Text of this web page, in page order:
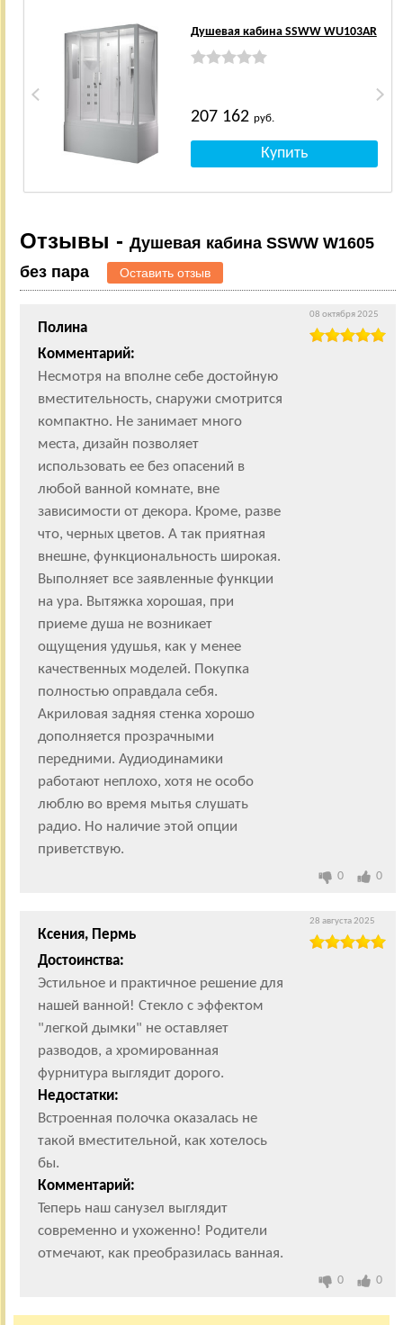
Душевая кабина SSWW WU103AR
207 162 руб.
Отзывы - Душевая кабина SSWW W1605
без пара
Оставить отзыв
Полина
Комментарий:
Несмотря на вполне себе достойную
вместительность, снаружи смотрится
компактно. Не занимает много
места, дизайн позволяет
использовать ее без опасений в
любой ванной комнате, вне
зависимости от декора. Кроме, разве
что, черных цветов. А так приятная
внешне, функциональность широкая.
Выполняет все заявленные функции
на ура. Вытяжка хорошая, при
приеме душа не возникает
ощущения удушья, как у менее
качественных моделей. Покупка
полностью оправдала себя.
Акриловая задняя стенка хорошо
дополняется прозрачными
передними. Аудиодинамики
работают неплохо, хотя не особо
люблю во время мытья слушать
радио. Но наличие этой опции
приветствую.
08 октября 2025
0 0
Ксения, Пермь
Достоинства:
Эстильное и практичное решение для
нашей ванной! Стекло с эффектом
"легкой дымки" не оставляет
разводов, а хромированная
фурнитура выглядит дорого.
Недостатки:
Встроенная полочка оказалась не
такой вместительной, как хотелось
бы.
Комментарий:
Теперь наш санузел выглядит
современно и ухоженно! Родители
отмечают, как преобразилась ванная.
28 августа 2025
0 0